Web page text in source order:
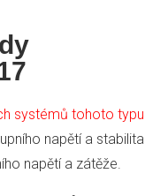
systémů tohoto typu
napětí a stabilita
napětí a zátěže.